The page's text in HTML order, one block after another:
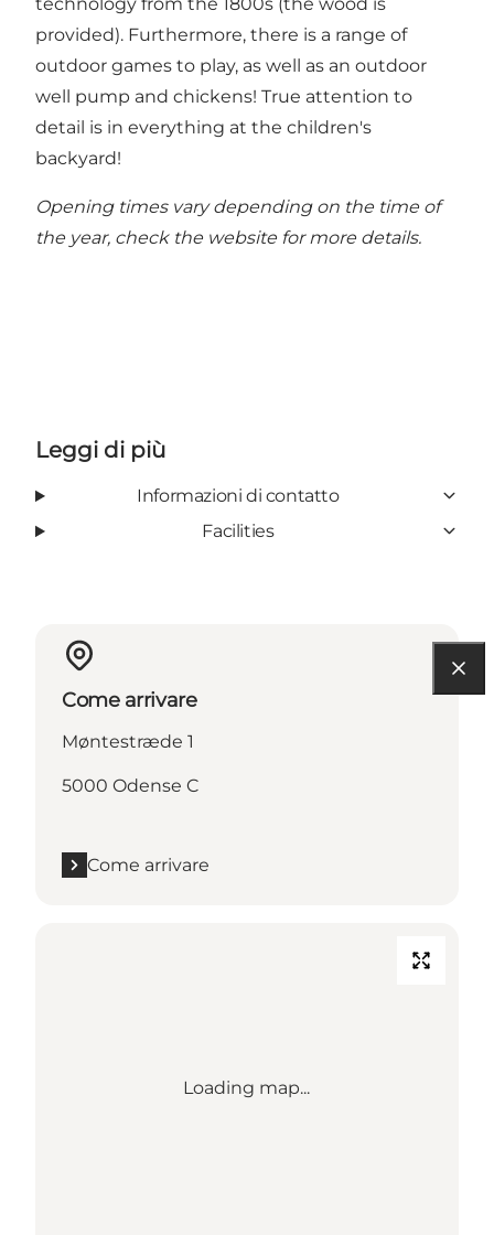
provided). Furthermore, there is a range of
outdoor games to play, as well as an outdoor
well pump and chickens! True attention to
detail is in everything at the children's
backyard!
Opening times vary depending on the time of
the year, check the website for more details.
Leggi di più
Informazioni di contatto
Facilities
Come arrivare
Møntestræde 1
5000 Odense C
Come arrivare
Loading map...